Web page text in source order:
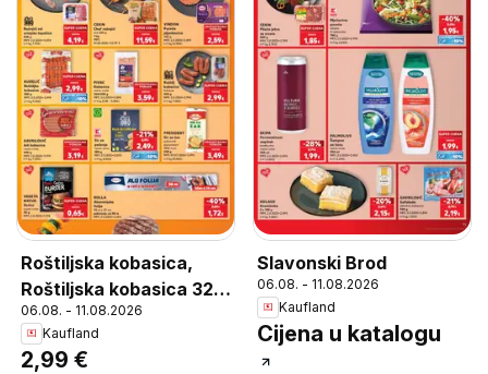
Roštiljska kobasica,
Roštiljska kobasica 320
g
06.08. - 11.08.2026
Kaufland
2,99 €
Slavonski Brod
06.08. - 11.08.2026
Kaufland
Cijena u katalogu